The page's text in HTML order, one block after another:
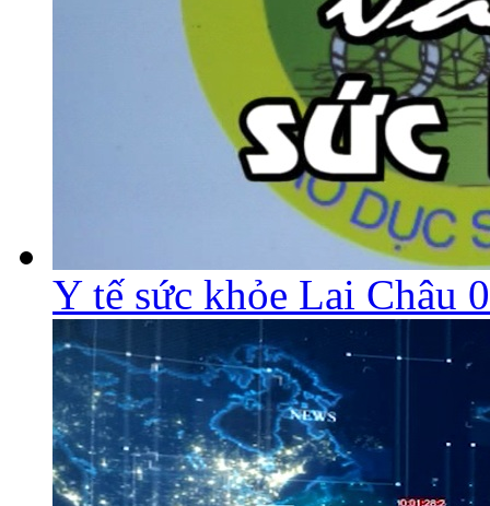
Y tế sức khỏe Lai Châu